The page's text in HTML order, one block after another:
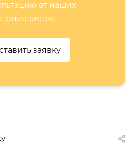
от наших
заявку